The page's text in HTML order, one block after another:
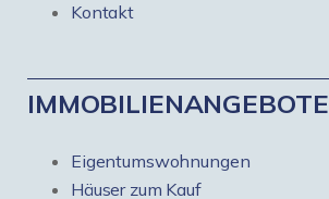
Kontakt
IMMOBILIENANGEBOTE
Eigentumswohnungen
Häuser zum Kauf